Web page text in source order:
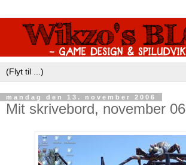
mandag den 13. november 2006
Mit skrivebord, november 06